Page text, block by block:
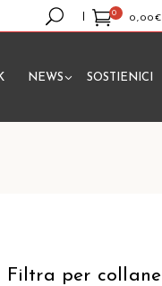
0
0,00€
nel carrello.
NEWS SOSTIENICI
Filtra per collane